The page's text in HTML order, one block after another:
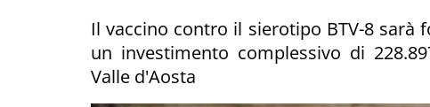
Il vaccino contro il sierotipo BTV-8
un investimento complessivo di
Valle d'Aosta